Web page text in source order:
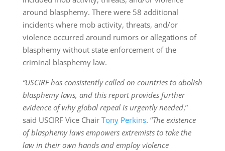
around blasphemy. There were 58 additional
incidents where mob activity, threats, and/or
violence occurred around rumors or allegations of
blasphemy without state enforcement of the
criminal blasphemy law.
“USCIRF has consistently called on countries to abolish
blasphemy laws, and this report provides further
evidence of why global repeal is urgently needed,”
said USCIRF Vice Chair Tony Perkins. “The existence
of blasphemy laws empowers extremists to take the
law in their own hands and employ violence